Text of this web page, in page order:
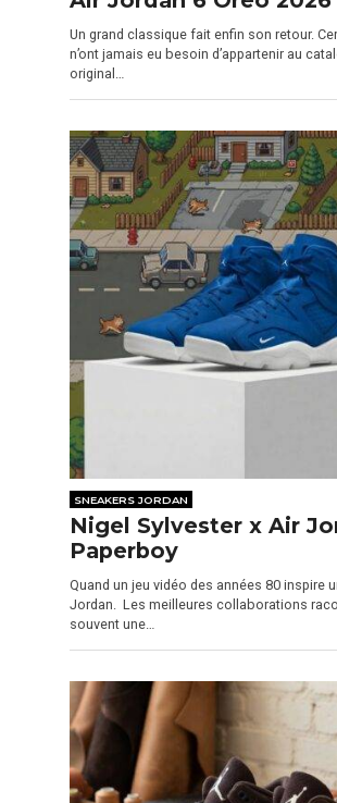
Un grand classique fait enfin son retour.
n’ont jamais eu besoin d’appartenir au
original…
SNEAKERS JORDAN
Nigel Sylvester x Air
Paperboy
Quand un jeu vidéo des années 80 inspire
Jordan. Les meilleures collaborations
souvent une…